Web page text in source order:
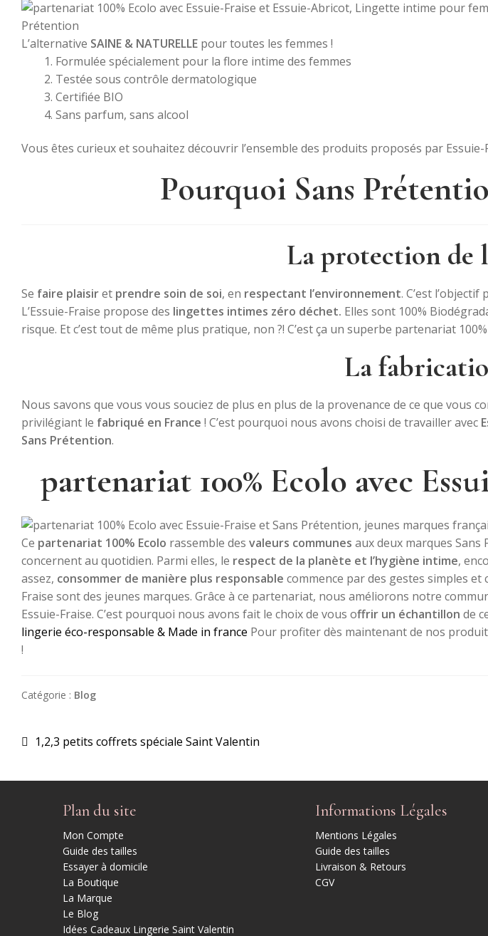
L’alternative SAINE & NATURELLE pour toutes les femmes !
Formulée spécialement pour la flore intime des femmes
Testée sous contrôle dermatologique
Certifiée BIO
Sans parfum, sans alcool
Vous êtes curieux et souhaitez découvrir l’ensemble des produits proposés par
Pourquoi Sans
La protection de
Se faire plaisiret prendre soin de soi, en respectant l’environnement. C’est
L’Essuie-Fraise propose des lingettes intimes zéro déchet. Elles sont 100%
risque. Et c’est tout de même plus pratique, non ?! C’est ça un superbe partenariat
La
Nous savons que vous vous souciez de plus en plus de la provenance de ce que vous
privilégiant le fabriqué en France ! C’est pourquoi nous avons choisi de travailler avec
Sans Prétention.
partenariat 100% Ecolo avec
Ce partenariat 100% Ecolo rassemble des valeurs communes aux deux marques
concernent au quotidien. Parmi elles, le respect de la planète et l’hygiène intime,
assez, consommer de manière plus responsable commence par des gestes simples et
Fraise sont des jeunes marques. Grâce à ce partenariat, nous améliorons notre
Essuie-Fraise. C’est pourquoi nous avons fait le choix de vous offrir un échantillon de
lingerie éco-responsable & Made in france Pour profiter dès maintenant de nos
!
Catégorie : Blog
Article
1,2,3 petits coffrets spéciale Saint Valentin
Plan du site
Mon Compte
Guide des tailles
Essayer à domicile
La Boutique
La Marque
Le Blog
Idées Cadeaux Lingerie Saint Valentin
Informations Légales
Mentions Légales
Guide des tailles
Livraison & Retours
CGV